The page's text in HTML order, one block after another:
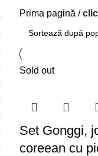
Prima pagină
Sold out
Set Gonggi,
coreean cu